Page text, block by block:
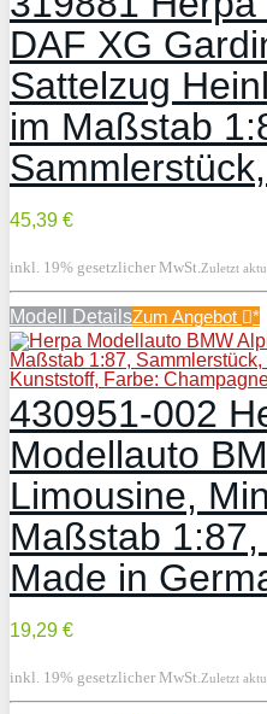
DAF XG
Sattelzug
im Maßstab
45,39 €
inkl. 19% gesetzlicher MwSt. Zuletzt
Modell DetailsZum Angebot *
430951-002
Modellauto
Limousine,
Maßstab
Made in
19,29 €
inkl. 19% gesetzlicher MwSt. Zuletzt